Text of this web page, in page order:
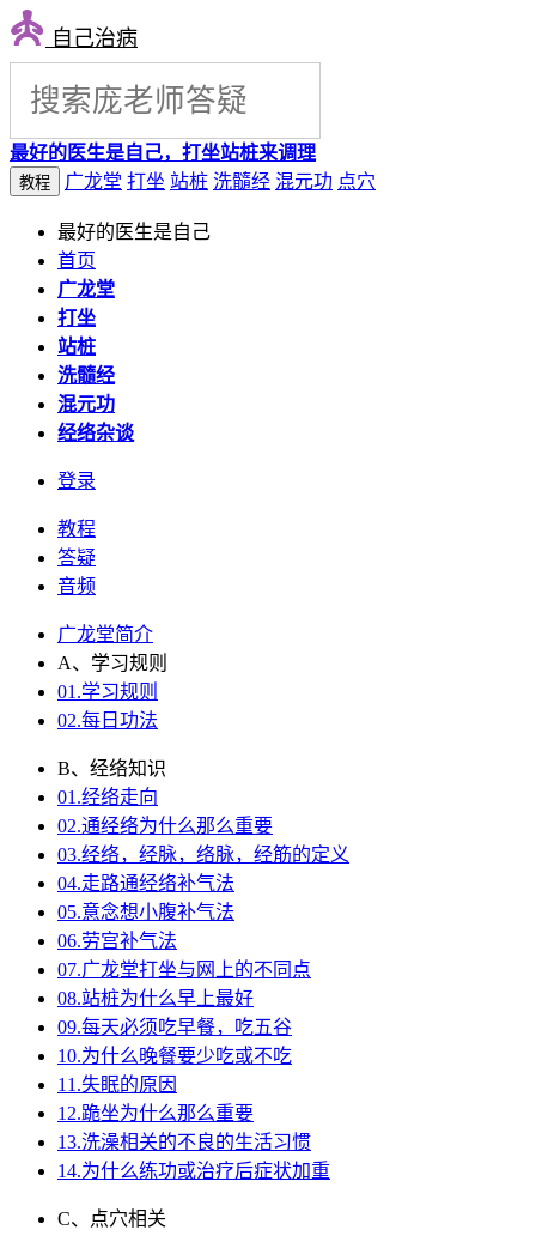
自己治病
最好的医生是自己，打坐站桩来调理
教程 广龙堂 打坐 站桩 洗髓经 混元功 点穴
最好的医生是自己
首页
广龙堂
打坐
站桩
洗髓经
混元功
经络杂谈
登录
教程
答疑
音频
广龙堂简介
A、学习规则
01.学习规则
02.每日功法
B、经络知识
01.经络走向
02.通经络为什么那么重要
03.经络，经脉，络脉，经筋的定义
04.走路通经络补气法
05.意念想小腹补气法
06.劳宫补气法
07.广龙堂打坐与网上的不同点
08.站桩为什么早上最好
09.每天必须吃早餐，吃五谷
10.为什么晚餐要少吃或不吃
11.失眠的原因
12.跪坐为什么那么重要
13.洗澡相关的不良的生活习惯
14.为什么练功或治疗后症状加重
C、点穴相关